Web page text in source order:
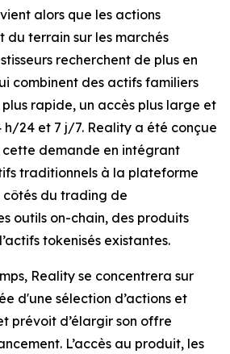
alors que les actions
du terrain sur les marchés
recherchent de plus en
combinent des actifs familiers
rapide, un accès plus large et
h/24 et 7 j/7. Reality a été conçue
demande en intégrant
traditionnels à la plateforme
côtés du trading de
outils on-chain, des produits
tokenisés existantes.
Reality se concentrera sur
d'une sélection d’actions et
prévoit d’élargir son offre
L’accès au produit, les